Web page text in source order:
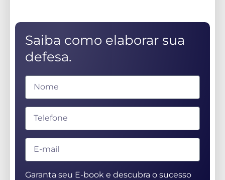
Saiba como elaborar sua
defesa.
Garanta seu E-book e descubra o sucesso